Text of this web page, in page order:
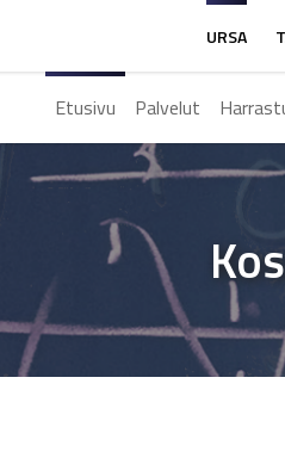
URSA
Etusivu Palvelut